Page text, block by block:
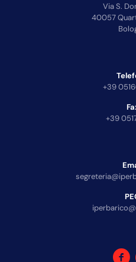
Via S.
40057
+39
+39